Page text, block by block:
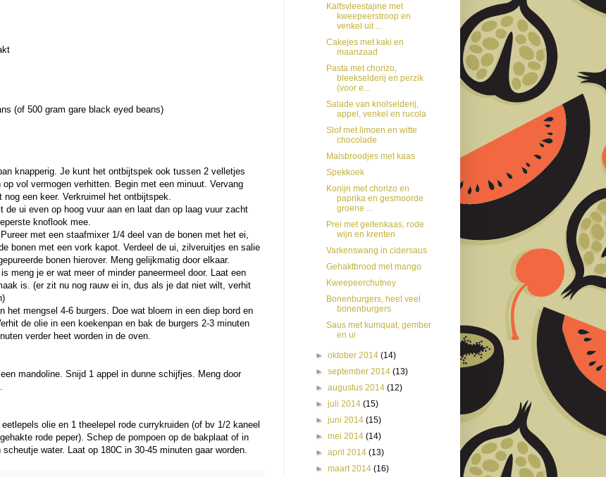
(of 500 gram gare black eyed beans)
knapperig. Je kunt het ontbijtspek ook tussen 2 velletjes
vol vermogen verhitten. Begin met een minuut. Vervang
een keer. Verkruimel het ontbijtspek.
de ui even op hoog vuur aan en laat dan op laag vuur zacht
knoflook mee.
met een staafmixer 1/4 deel van de bonen met het ei,
bonen met een vork kapot. Verdeel de ui, zilveruitjes en salie
bonen hierover. Meng gelijkmatig door elkaar.
meng je er wat meer of minder paneermeel door. Laat een
is. (er zit nu nog rauw ei in, dus als je dat niet wilt, verhit
het mengsel 4-6 burgers. Doe wat bloem in een diep bord en
de olie in een koekenpan en bak de burgers 2-3 minuten
verder heet worden in de oven.
mandoline. Snijd 1 appel in dunne schijfjes. Meng door
olie en 1 theelepel rode currykruiden (of bv 1/2 kaneel
rode peper). Schep de pompoen op de bakplaat of in
water. Laat op 180C in 30-45 minuten gaar worden.
Kalfsvleestajine met
kweepeerstroop en
venkel uit ...
Cakejes met kaki en
maanzaad
Pasta met chorizo,
bleekselderij en perzik
(voor e...
Salade van knolselderij,
appel, venkel en rucola
Slof met limoen en witte
chocolade
Maisbroodjes met kaas
Spekkoek
Konijn met chorizo en
paprika en gesmoorde
groene ...
Prei met geitenkaas, rode
wijn en krenten
Varkenswang in cidersaus
Gehaktbrood met mango
Kweepeerchutney
Bonenburgers, heel veel
bonenburgers
Saus met kumquat, gember
en ui
►oktober 2014(14)
►september 2014(13)
►augustus 2014(12)
►juli 2014(15)
►juni 2014(15)
►mei 2014(14)
►april 2014(13)
►maart 2014(16)